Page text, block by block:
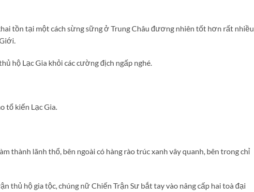
tồn tại một cách sừng sững ở Trung Châu đương nhiên tốt hơn rất nhiều
hộ Lạc Gia khỏi các cường địch ngấp nghé.
tổ kiến Lạc Gia.
thành lãnh thổ, bên ngoài có hàng rào trúc xanh vây quanh, bên trong chỉ
thủ hộ gia tộc, chúng nữ Chiến Trận Sư bắt tay vào nâng cấp hai toà đại